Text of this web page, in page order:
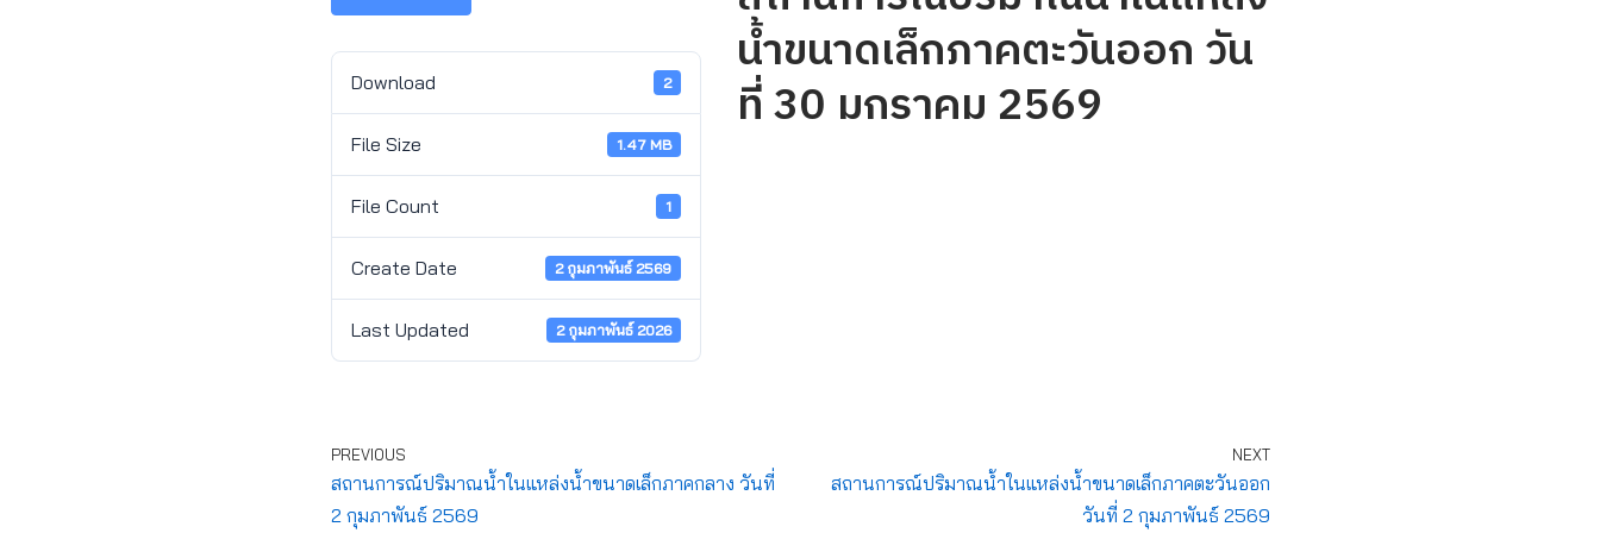
Download 2
File Size 1.47 MB
File Count 1
Create Date 2 กุมภาพันธ์ 2569
Last Updated 2 กุมภาพันธ์ 2026
น้ำขนาดเล็กภาคตะวันออก วัน
ที่ 30 มกราคม 2569
PREVIOUS
สถานการณ์ปริมาณน้ำในแหล่งน้ำขนาดเล็กภาคกลาง วันที่
2 กุมภาพันธ์ 2569
NEXT
สถานการณ์ปริมาณน้ำในแหล่งน้ำขนาดเล็กภาคตะวันออก
วันที่ 2 กุมภาพันธ์ 2569